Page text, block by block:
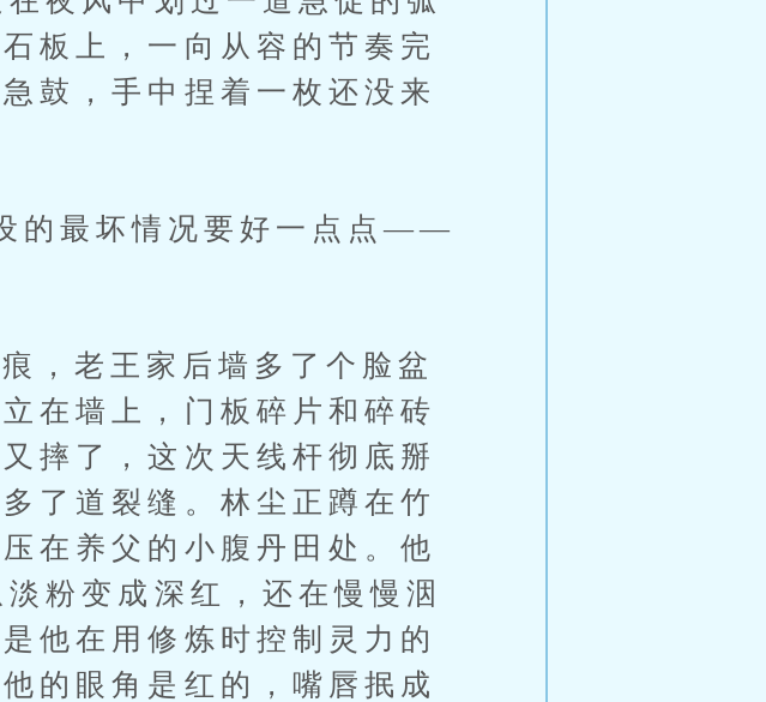
板上，一向从容的节奏完
鼓，手中捏着一枚还没来
最坏情况要好一点点——
老王家后墙多了个脸盆
在墙上，门板碎片和碎砖
摔了，这次天线杆彻底掰
了道裂缝。林尘正蹲在竹
在养父的小腹丹田处。他
粉变成深红，还在慢慢洇
他在用修炼时控制灵力的
的眼角是红的，嘴唇抿成